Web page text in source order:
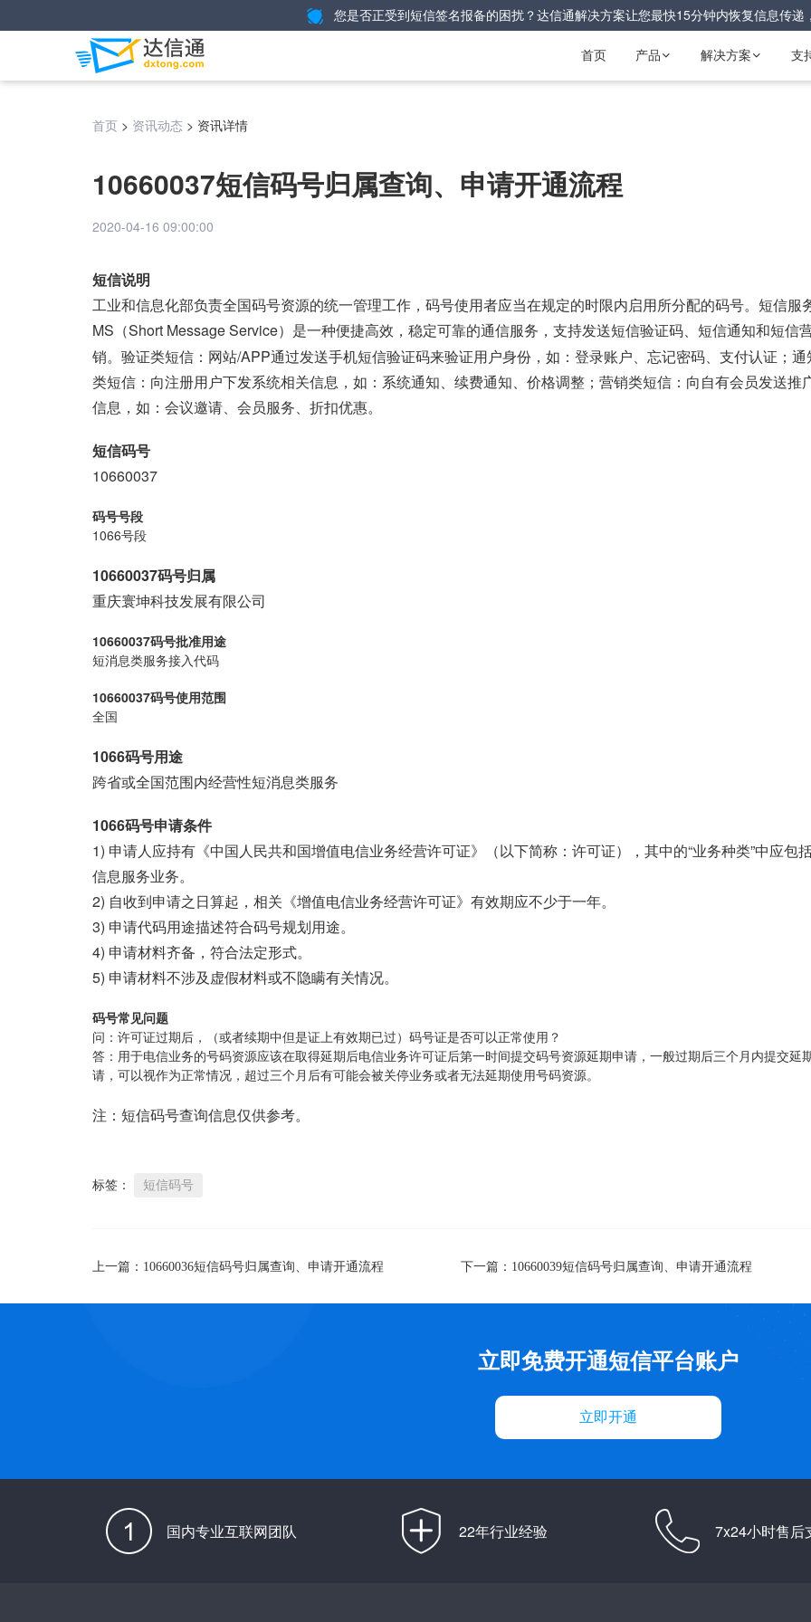
您是否正受到短信签名报备的困扰？达信通解决方案让您最快15分钟内恢复信息传递
首页 产品  解决方案  支
首页 > 资讯动态 > 资讯详情
10660037短信码号归属查询、申请开通流程
2020-04-16 09:00:00
短信说明
工业和信息化部负责全国码号资源的统一管理工作，码号使用者应当在规定的时限内启用所分配的码号。短信服
MS（Short Message Service）是一种便捷高效，稳定可靠的通信服务，支持发送短信验证码、短信通知和短信
销。验证类短信：网站/APP通过发送手机短信验证码来验证用户身份，如：登录账户、忘记密码、支付认证；通
类短信：向注册用户下发系统相关信息，如：系统通知、续费通知、价格调整；营销类短信：向自有会员发送推
信息，如：会议邀请、会员服务、折扣优惠。
短信码号
10660037
码号号段
1066号段
10660037码号归属
重庆寰坤科技发展有限公司
10660037码号批准用途
短消息类服务接入代码
10660037码号使用范围
全国
1066码号用途
跨省或全国范围内经营性短消息类服务
1066码号申请条件
1) 申请人应持有《中国人民共和国增值电信业务经营许可证》（以下简称：许可证），其中的“业务种类”中应包括
信息服务业务。
2) 自收到申请之日算起，相关《增值电信业务经营许可证》有效期应不少于一年。
3) 申请代码用途描述符合码号规划用途。
4) 申请材料齐备，符合法定形式。
5) 申请材料不涉及虚假材料或不隐瞒有关情况。
码号常见问题
问：许可证过期后，（或者续期中但是证上有效期已过）码号证是否可以正常使用？
答：用于电信业务的号码资源应该在取得延期后电信业务许可证后第一时间提交码号资源延期申请，一般过期后三个月内提交延
请，可以视作为正常情况，超过三个月后有可能会被关停业务或者无法延期使用号码资源。
注：短信码号查询信息仅供参考。
标签： 短信码号
上一篇： 10660036短信码号归属查询、申请开通流程 下一篇： 10660039短信码号归属查询、申请开通流程
立即免费开通短信平台账户
立即开通
国内专业互联网团队 22年行业经验 7x24小时售后